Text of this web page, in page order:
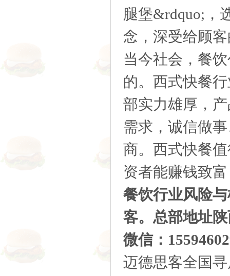
腿堡&rdquo;，
念，深受给顾
当今社会，餐
的。西式快餐
部实力雄厚，
需求，诚信做
商。西式快餐
资者能赚钱致
餐饮行业风险
客。总部地址
微信：
迈德思客全国